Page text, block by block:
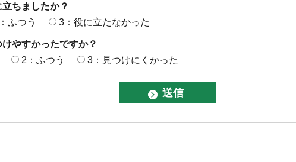
ちましたか？
ふつう 3：役に立たなかった
やすかったですか？
2：ふつう 3：見つけにくかった